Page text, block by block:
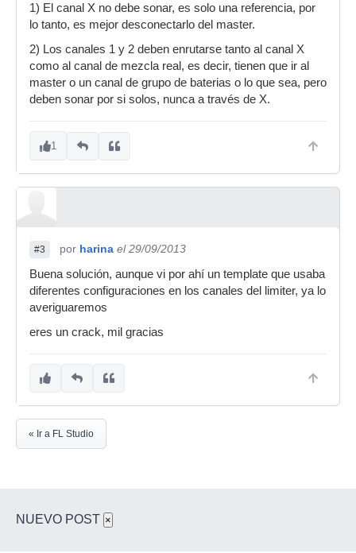
1) El canal X no debe sonar, es solo una referencia, por
lo tanto, es mejor desconectarlo del master.
2) Los canales 1 y 2 deben enrutarse tanto al canal X
como al canal de mezcla real, es decir, tienen que ir al
master o un canal de grupo de baterias o lo que sea, pero
deben sonar por si solos, nunca a través de X.
1
#3 por harina el 29/09/2013
Buena solución, aunque vi por ahí un template que usaba
diferentes configuraciones en los canales del limiter, ya lo
averiguaremos
eres un crack, mil gracias
« Ir a FL Studio
NUEVO POST ×